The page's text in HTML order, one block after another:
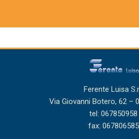
Ferente Luisa
Via Giovanni Botero, 62 –
tel: 067850958
fax: 067806585